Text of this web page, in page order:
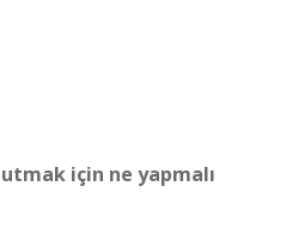
için ne yapmalı